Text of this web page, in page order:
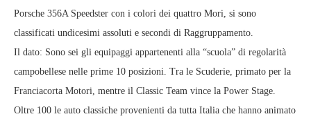
Porsche 356A Speedster con i colori dei quattro Mori, si sono
classificati undicesimi assoluti e secondi di Raggruppamento.
Il dato: Sono sei gli equipaggi appartenenti alla “scuola” di regolarità
campobellese nelle prime 10 posizioni. Tra le Scuderie, primato per la
Franciacorta Motori, mentre il Classic Team vince la Power Stage.
Oltre 100 le auto classiche provenienti da tutta Italia che hanno animato